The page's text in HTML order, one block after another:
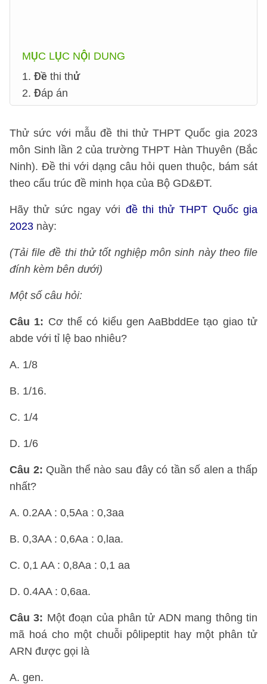
MỤC LỤC NỘI DUNG
1. Đề thi thử
2. Đáp án
Thử sức với mẫu đề thi thử THPT Quốc gia 2023
môn Sinh lần 2 của trường THPT Hàn Thuyên (Bắc
Ninh). Đề thi với dạng câu hỏi quen thuộc, bám sát
theo cấu trúc đề minh họa của Bộ GD&ĐT.
Hãy thử sức ngay với đề thi thử THPT Quốc gia
2023 này:
(Tải file đề thi thử tốt nghiệp môn sinh này theo file
đính kèm bên dưới)
Một số câu hỏi:
Câu 1: Cơ thể có kiểu gen AaBbddEe tạo giao tử
abde với tỉ lệ bao nhiêu?
A. 1/8
B. 1/16.
C. 1/4
D. 1/6
Câu 2: Quần thể nào sau đây có tần số alen a thấp
nhất?
A. 0.2AA : 0,5Aa : 0,3aa
B. 0,3AA : 0,6Aa : 0,laa.
C. 0,1 AA : 0,8Aa : 0,1 aa
D. 0.4AA : 0,6aa.
Câu 3: Một đoạn của phân tử ADN mang thông tin
mã hoá cho một chuỗi pôlipeptit hay một phân tử
ARN được gọi là
A. gen.